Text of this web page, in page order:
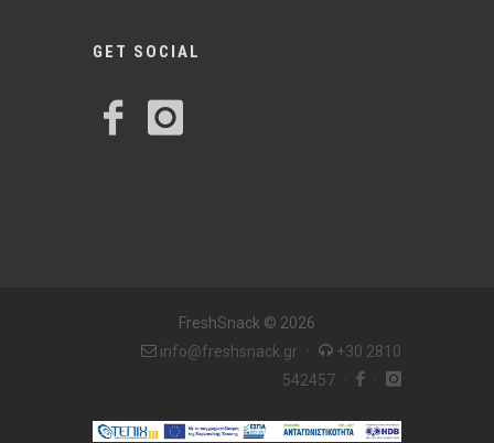
GET SOCIAL
FreshSnack © 2026
info@freshsnack.gr
·
+30 2810
542457 · ·